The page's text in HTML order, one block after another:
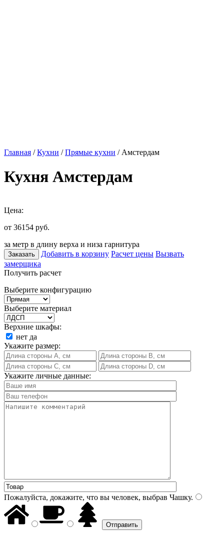
Главная /Кухни /Прямые кухни / Амстердам
Кухня Амстердам
Цена:
от 36154 руб.
за метр в длину верха и низа гарнитура
Заказать Добавить в корзину Расчет цены Вызвать
замерщика
Получить расчет
Выберите конфигурацию
Выберите материал
Верхние шкафы:
нет да
Укажите размер:
Укажите личные данные:
Пожалуйста, докажите, что вы человек, выбрав Чашку.